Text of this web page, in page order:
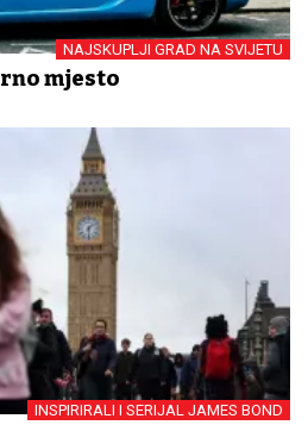
NAJSKUPLJI GRAD NA SVIJETU
mjesto
INSPIRIRALI I SERIJAL JAMES BOND